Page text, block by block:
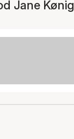
Jane Kønig